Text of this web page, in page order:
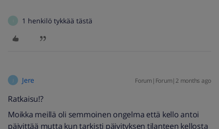
1 henkilö tykkää tästä
Jere Forum|Forum|2 months ago
Ratkaisu!?
Moikka meillä oli semmoinen ongelma että kello antoi
päivittää mutta kun tarkisti päivityksen tilanteen kellosta